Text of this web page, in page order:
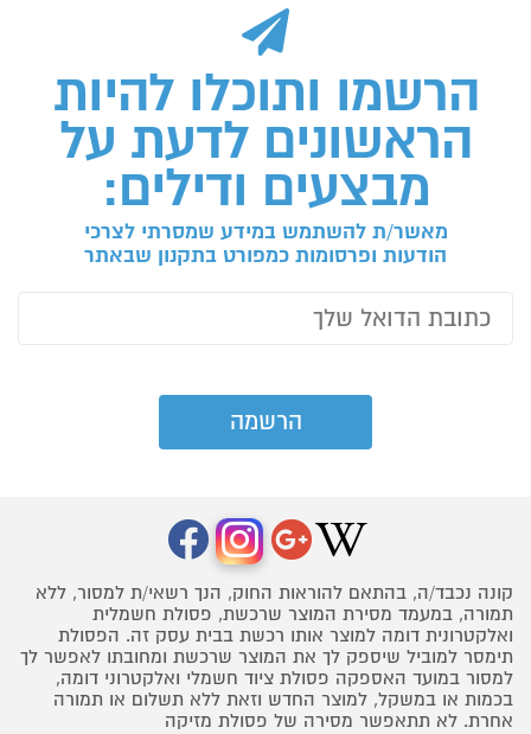
הרשמו ותוכלו להיות
הראשונים לדעת על
מבצעים ודילים:
מאשר/ת להשתמש במידע שמסרתי לצרכי
הודעות ופרסומות כמפורט בתקנון שבאתר
קונה נכבד/ה, בהתאם להוראות החוק, הנך רשאי/ת למסור, ללא
תמורה, במעמד מסירת המוצר שרכשת, פסולת חשמלית
ואלקטרונית דומה למוצר אותו רכשת בבית עסק זה. הפסולת
תימסר למוביל שיספק לך את המוצר שרכשת ומחובתו לאפשר לך
למסור במועד האספקה פסולת ציוד חשמלי ואלקטרוני דומה,
בכמות או במשקל, למוצר החדש וזאת ללא תשלום או תמורה
אחרת. לא תתאפשר מסירה של פסולת מזיקה